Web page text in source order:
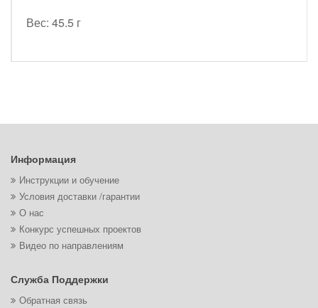
Вес: 45.5 г
Информация
Инструкции и обучение
Условия доставки /гарантии
О нас
Конкурс успешных проектов
Видео по направлениям
Служба Поддержки
Обратная связь